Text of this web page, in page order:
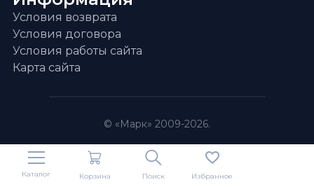
Каталог Корзина Поиск Избранное
Условия возврата
Условия договора
Условия работы сайта
Карта сайта
© «Марк» 2009-2026.